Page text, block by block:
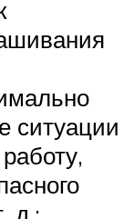
ситуации
д.;